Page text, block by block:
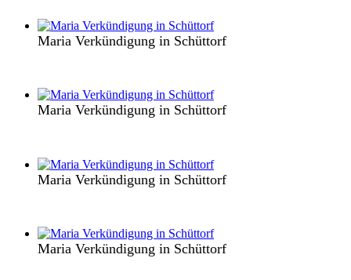
Maria Verkündigung in Schüttorf
Maria Verkündigung in Schüttorf
Maria Verkündigung in Schüttorf
Maria Verkündigung in Schüttorf